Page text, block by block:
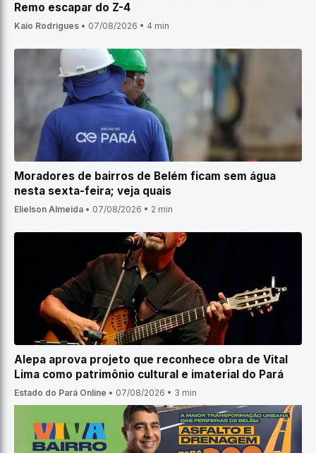
Remo escapar do Z-4
Kaio Rodrigues • 07/08/2026 • 4 min
Moradores de bairros de Belém ficam sem água
nesta sexta-feira; veja quais
Elielson Almeida • 07/08/2026 • 2 min
Alepa aprova projeto que reconhece obra de Vital
Lima como patrimônio cultural e imaterial do Pará
Estado do Pará Online • 07/08/2026 • 3 min